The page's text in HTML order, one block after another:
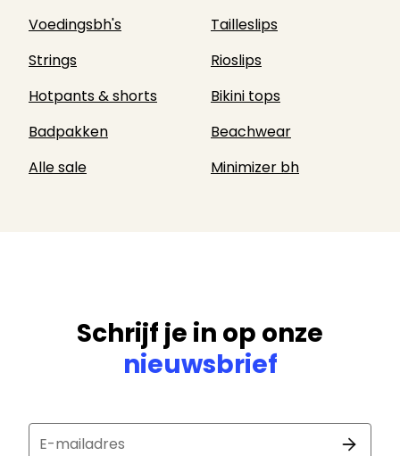
Voedingsbh's
Tailleslips
Strings
Rioslips
Hotpants & shorts
Bikini tops
Badpakken
Beachwear
Alle sale
Minimizer bh
Schrijf je in op onze
nieuwsbrief
E-mailadres